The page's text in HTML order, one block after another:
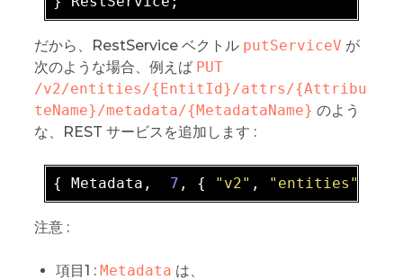
だから、RestService ベクトル putServiceV が
次のような場合、例えば PUT
/v2/entities/{EntitId}/attrs/{Attribu
teName}/metadata/{MetadataName} のよう
な、REST サービスを追加します :
{ Metadata, 7 , { "v2" , "entities"
注意 :
項目1 : Metadata は、